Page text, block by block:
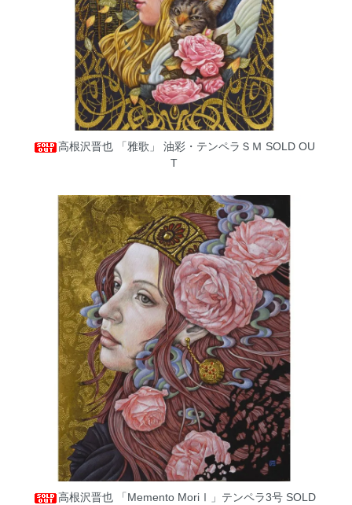
高根沢晋也 「雅歌」 油彩・テンペラＳＭ SOLD OU
T
高根沢晋也 「Memento MoriⅠ」テンペラ3号SOLD